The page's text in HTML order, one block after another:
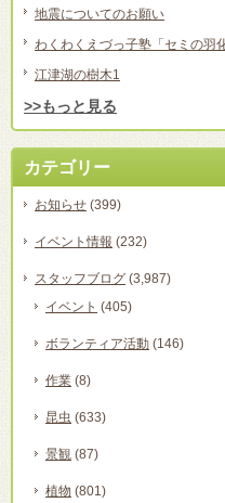
地震についてのお願い
わくわくえづっ子塾「セミの羽
江津湖の樹木1
>>もっと見る
カテゴリー
お知らせ (399)
イベント情報 (232)
スタッフブログ (3,987)
イベント (405)
ボランティア活動 (146)
作業 (8)
昆虫 (633)
景観 (87)
植物 (801)